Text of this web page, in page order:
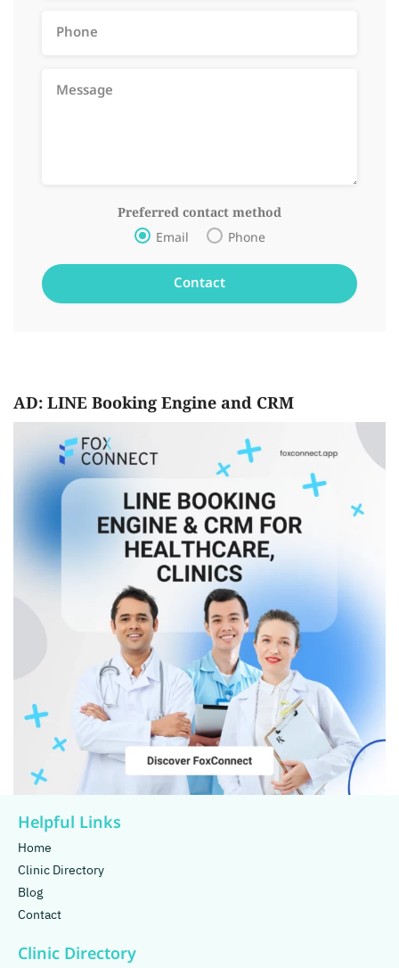
Preferred contact method
Email Phone
AD: LINE Booking Engine and CRM
Helpful Links
Home
Clinic Directory
Blog
Contact
Clinic Directory